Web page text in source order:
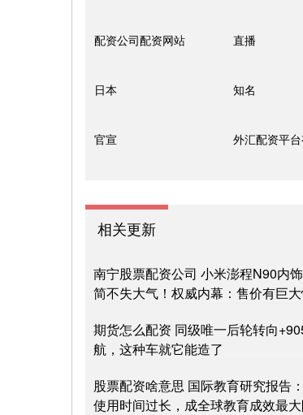
配资公司配资网站 直播
日本 知名
官宣 外汇配资平
相关更新
南宁股票配资公司 小米澎程N90内
简不失大气！权威内幕：售价有巨
期货怎么配资 同级唯一后轮转向
航，这种车就它能造了
股票配资啥意思 国际教育研究报告
使用时间过长，成全球教育成效最